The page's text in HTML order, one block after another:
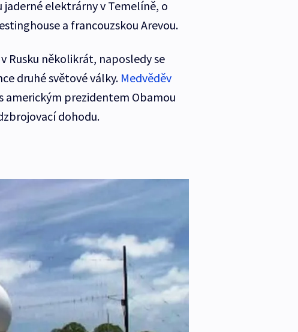
elektrárny v Temelíně, o
a francouzskou Arevou.
Rusku několikrát, naposledy se
druhé světové války. Medvěděv
americkým prezidentem Obamou
dohodu.